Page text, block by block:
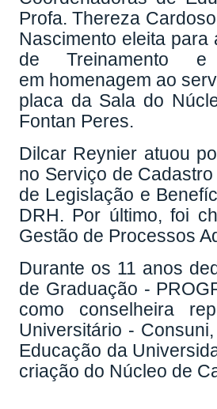
Profa. Thereza
Nascimento eleita
de Treinamento
em homenagem ao
placa da Sala do
Fontan Peres.
Dilcar Reynier atuou
no Serviço de
de Legislação e
DRH. Por último, foi
Gestão de Processos
Durante os 11 anos
de Graduação -
como conselheira
Universitário -
Educação da
criação do Núcleo de